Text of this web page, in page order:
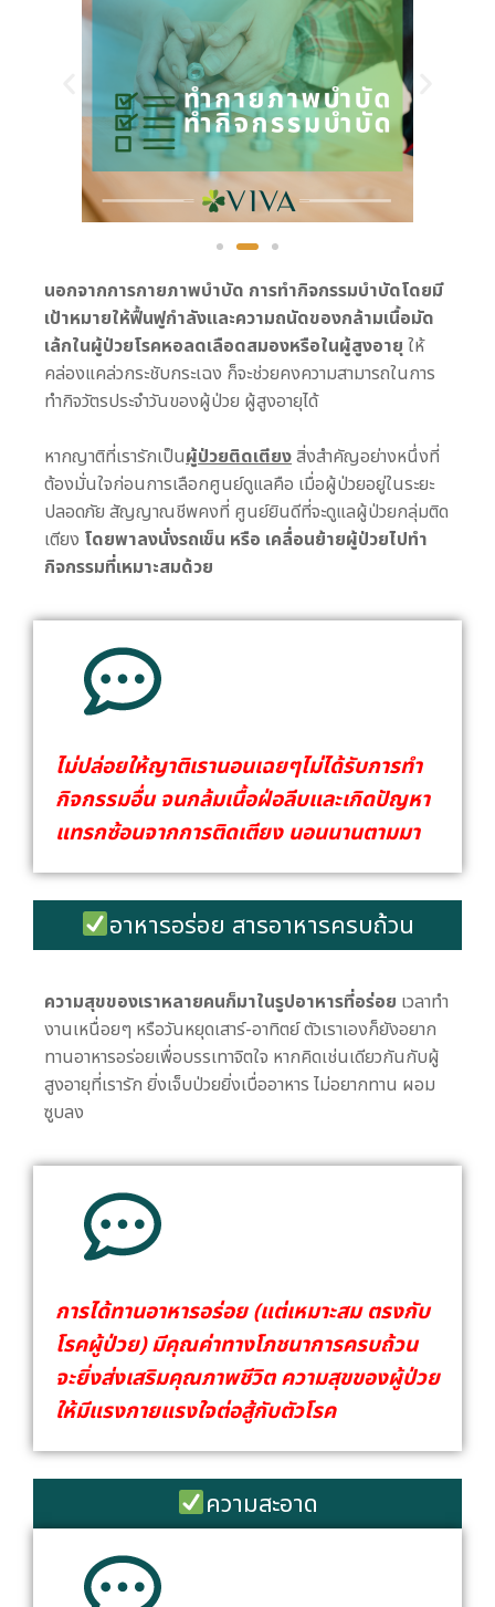
นอกจากการกายภาพบำบัด การทำกิจกรรมบำบัดโดยมี
เป้าหมายให้ฟื้นฟูกำลังและความถนัดของกล้ามเนื้อมัด
เล้กในผู้ป่วยโรคหอลดเลือดสมองหรือในผู้สูงอายุให้
คล่องแคล่วกระชับกระเฉง ก็จะช่วยคงความสามารถในการ
ทำกิจวัตรประจำวันของผู้ป่วย ผู้สูงอายุได้
หากญาติที่เรารักเป็นผู้ป่วยติดเตียงสิ่งสำคัญอย่างหนึ่งที่
ต้องมั่นใจก่อนการเลือกศูนย์ดูแลคือ เมื่อผู้ป่วยอยู่ในระยะ
ปลอดภัย สัญญาณชีพคงที่ ศูนย์ยินดีที่จะดูแลผู้ป่วยกลุ่มติด
เตียง โดยพาลงนั่งรถเข็น หรือ เคลื่อนย้ายผู้ป่วยไปทำ
กิจกรรมที่เหมาะสมด้วย
ไม่ปล่อยให้ญาติเรานอนเฉยๆไม่ได้รับการทำ
กิจกรรมอื่น จนกล้มเนื้อฝ่อลีบและเกิดปัญหา
แทรกซ้อนจากการติดเตียง นอนนานตามมา
อาหารอร่อย สารอาหารครบถ้วน
ความสุขของเราหลายคนก็มาในรูปอาหารที่อร่อย เวลาทำ
งานเหนื่อยๆ หรือวันหยุดเสาร์-อาทิตย์ ตัวเราเองก็ยังอยาก
ทานอาหารอร่อยเพื่อบรรเทาจิตใจ หากคิดเช่นเดียวกันกับผู้
สูงอายุที่เรารัก ยิ่งเจ็บป่วยยิ่งเบื่ออาหาร ไม่อยากทาน ผอม
ซูบลง
การได้ทานอาหารอร่อย (แต่เหมาะสม ตรงกับ
โรคผู้ป่วย) มีคุณค่าทางโภชนาการครบถ้วน
จะยิ่งส่งเสริมคุณภาพชีวิต ความสุขของผู้ป่วย
ให้มีแรงกายแรงใจต่อสู้กับตัวโรค
ความสะอาด